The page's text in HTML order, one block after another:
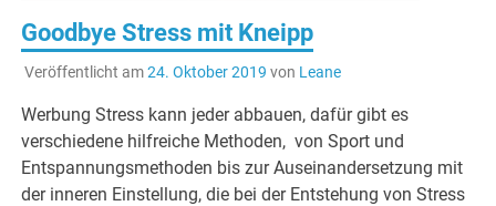
Goodbye Stress mit Kneipp
Veröffentlicht am24. Oktober 2019 von Leane
Werbung Stress kann jeder abbauen, dafür gibt es
verschiedene hilfreiche Methoden, von Sport und
Entspannungsmethoden bis zur Auseinandersetzung mit
der inneren Einstellung, die bei der Entstehung von Stress